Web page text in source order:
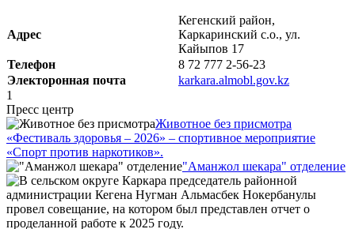
Адрес
Кегенский район,
Каркаринский с.о., ул.
Кайыпов 17
Телефон
8 72 777 2-56-23
Электоронная почта
karkara.almobl.gov.kz
1
Пресс центр
Животное без присмотра
«Фестиваль здоровья – 2026» – спортивное мероприятие
«Спорт против наркотиков».
"Аманжол шекара" отделение